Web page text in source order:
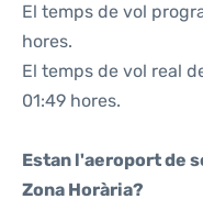
El temps de vol
hores.
El temps de vol real
01:49 hores.
Estan l'aeroport de
Zona Horària?